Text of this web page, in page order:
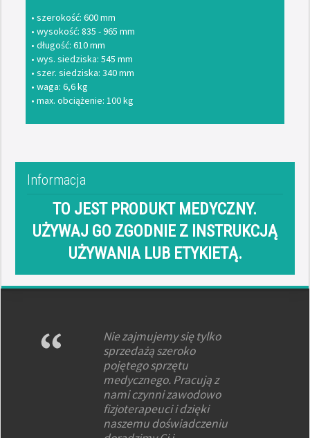
• szerokość: 600 mm
• wysokość: 835 - 965 mm
• długość: 610 mm
• wys. siedziska: 545 mm
• szer. siedziska: 340 mm
• waga: 6,6 kg
• max. obciążenie: 100 kg
Informacja
TO JEST PRODUKT MEDYCZNY.
UŻYWAJ GO ZGODNIE Z INSTRUKCJĄ
UŻYWANIA LUB ETYKIETĄ.
Nie zajmujemy się tylko
sprzedażą szeroko
pojętego sprzętu
medycznego. Pracują z
nami czynni zawodowo
fizjoterapeuci i dzięki
naszemu doświadczeniu